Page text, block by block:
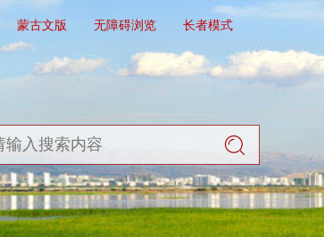
蒙古文版 无障碍浏览 长者模式